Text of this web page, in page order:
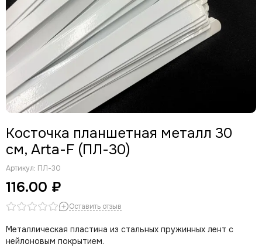
Косточка планшетная металл 30
см, Arta-F (ПЛ-30)
Артикул: ПЛ-30
116.00 ₽
Оставить отзыв
Металлическая пластина из стальных пружинных лент с
нейлоновым покрытием.